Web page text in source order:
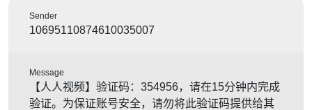
Sender
10695110874610035007
Message
【人人视频】验证码：354956，请在15分钟内完成
验证。为保证账号安全，请勿将此验证码提供给其